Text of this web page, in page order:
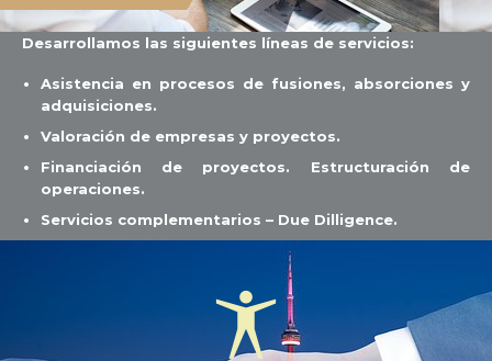
Desarrollamos las siguientes líneas de servicios:
Asistencia en procesos de fusiones, absorciones y
adquisiciones.
Valoración de empresas y proyectos.
Financiación de proyectos. Estructuración de
operaciones.
Servicios complementarios – Due Dilligence.
